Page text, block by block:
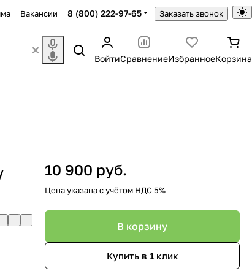
Вакансии 8 (800) 222-97-65 Заказать звонок
ВойтиСравнениеИзбранноеКорзина
10 900 руб.
Цена указана с учётом НДС 5%
В корзину
Купить в 1 клик